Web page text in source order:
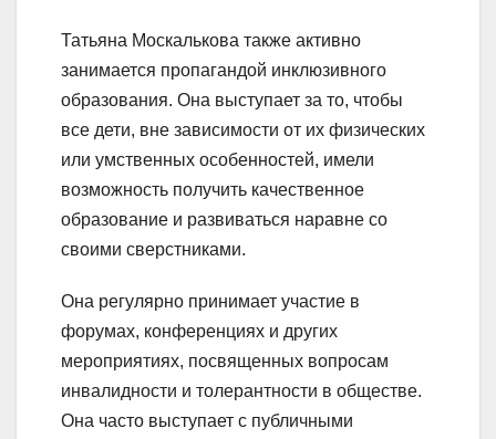
Татьяна Москалькова также активно
занимается пропагандой инклюзивного
образования. Она выступает за то, чтобы
все дети, вне зависимости от их физических
или умственных особенностей, имели
возможность получить качественное
образование и развиваться наравне со
своими сверстниками.
Она регулярно принимает участие в
форумах, конференциях и других
мероприятиях, посвященных вопросам
инвалидности и толерантности в обществе.
Она часто выступает с публичными